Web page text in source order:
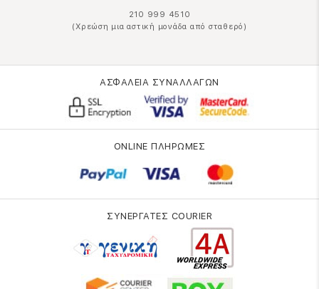
210 999 4510
(Χρεώση μια αστική μονάδα από σταθερό)
ΑΣΦΑΛΕΙΑ ΣΥΝΑΛΛΑΓΩΝ
ONLINE ΠΛΗΡΩΜΕΣ
ΣΥΝΕΡΓΑΤΕΣ COURIER